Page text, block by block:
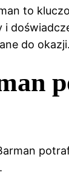
to
i
do okazji.